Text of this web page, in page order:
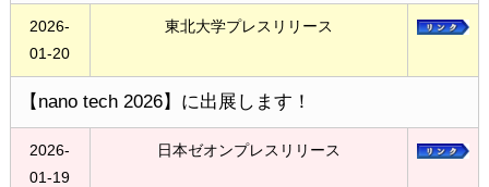
2026-
01-20
東北大学プレスリリース
【nano tech 2026】に出展します！
2026-
01-19
日本ゼオンプレスリリース